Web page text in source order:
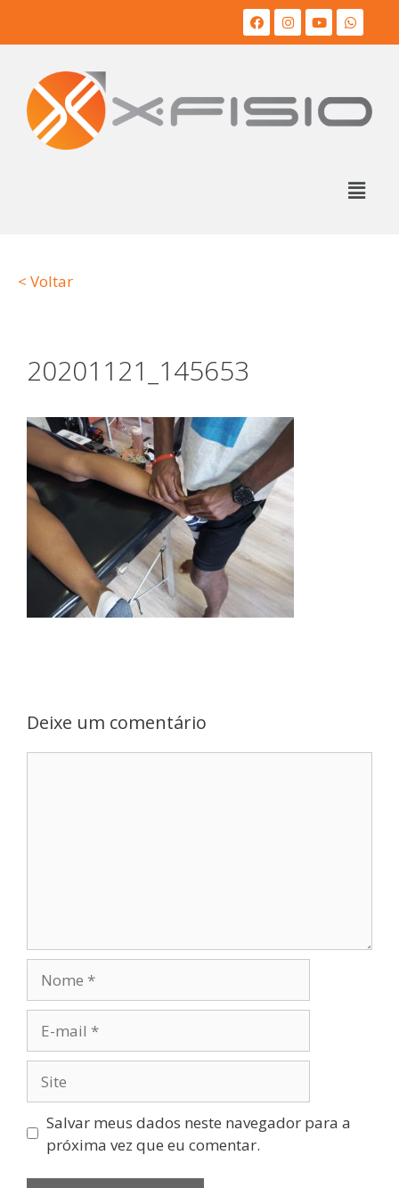
< Voltar
20201121_145653
Deixe um comentário
Salvar meus dados neste navegador para a
próxima vez que eu comentar.